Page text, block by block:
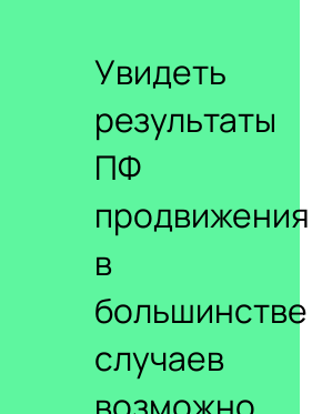
Увидеть
результаты
ПФ
продвижения
в
большинстве
случаев